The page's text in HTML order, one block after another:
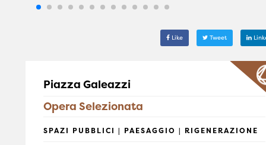
Like Tweet
Piazza Galeazzi
Opera Selezionata
SPAZI PUBBLICI | PAESAGGIO | RIGENERAZIONE